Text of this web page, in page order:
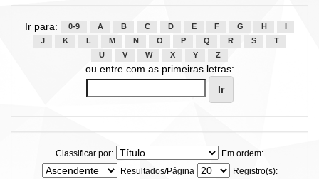
Ir para: 0-9 A B C D E F G H
J
K L M N O P Q R S
T
U
V W X Y Z
ou entre com as primeiras letras:
Classificar por:
Em ordem:
Resultados/Página
Registro(s):